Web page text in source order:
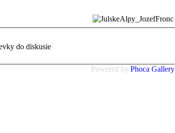
do diskusie
Powered by Phoca Gallery